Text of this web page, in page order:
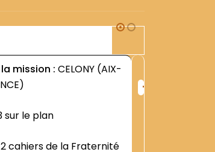
mission : CELONY (AIX-
sur le plan
+